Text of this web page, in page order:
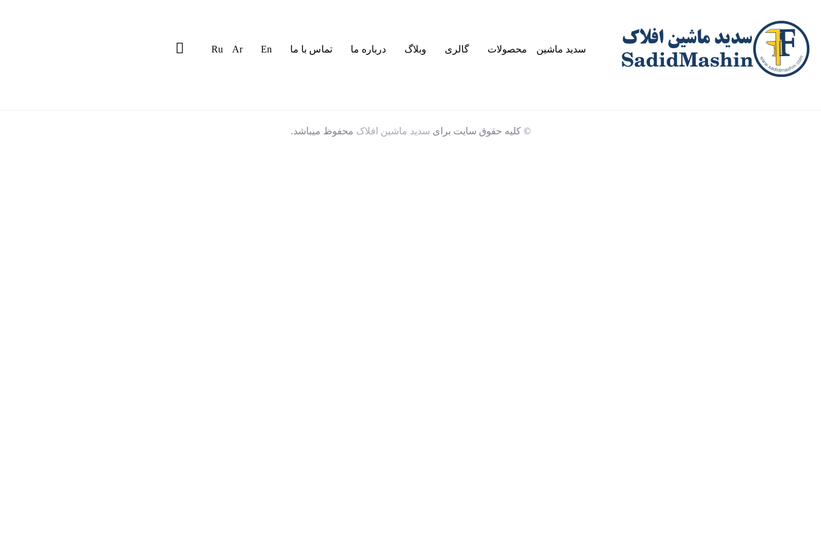
سدید ماشین محصولات گالری وبلاگ درباره ما تماس با ما En
Ar
Ru
© کلیه حقوق سایت برای سدید ماشین افلاک محفوظ میباشد.